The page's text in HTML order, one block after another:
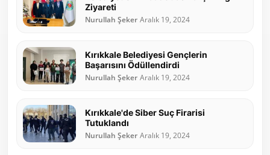
Ziyareti
Nurullah Şeker Aralık 19, 2024
Kırıkkale Belediyesi Gençlerin
Başarısını Ödüllendirdi
Nurullah Şeker Aralık 19, 2024
Kırıkkale'de Siber Suç Firarisi
Tutuklandı
Nurullah Şeker Aralık 19, 2024